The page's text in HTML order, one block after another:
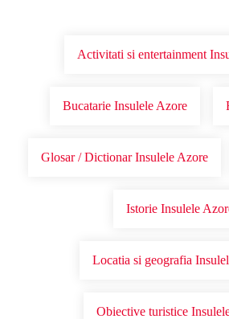
Activitati si entertainment
Bucatarie Insulele Azore
Glosar / Dictionar Insulele Azore
Istorie Insulele
Locatia si geografia
Obiective turistice